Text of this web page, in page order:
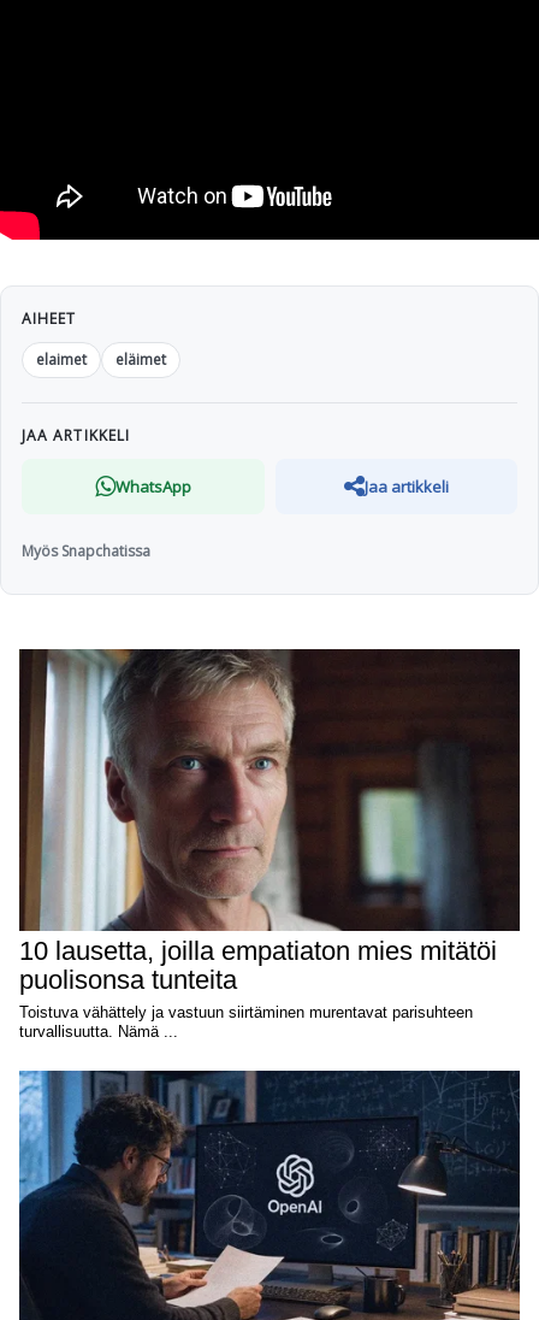
AIHEET
elaimet
eläimet
JAA ARTIKKELI
WhatsApp Jaa artikkeli
Myös Snapchatissa